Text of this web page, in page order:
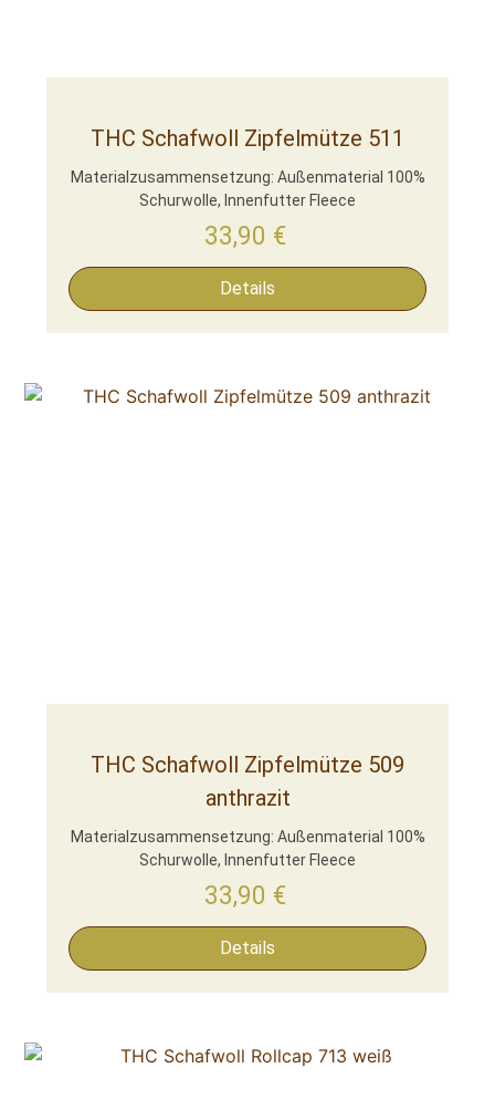
THC Schafwoll Zipfelmütze 511
Materialzusammensetzung: Außenmaterial 100%
Schurwolle, Innenfutter Fleece
33,90 €
Details
THC Schafwoll Zipfelmütze 509
anthrazit
Materialzusammensetzung: Außenmaterial 100%
Schurwolle, Innenfutter Fleece
33,90 €
Details